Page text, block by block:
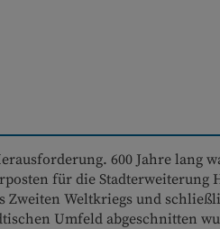
600 Jahre lang
für die Stadterweiterung
Zweiten Weltkriegs und
Umfeld abgeschnitten